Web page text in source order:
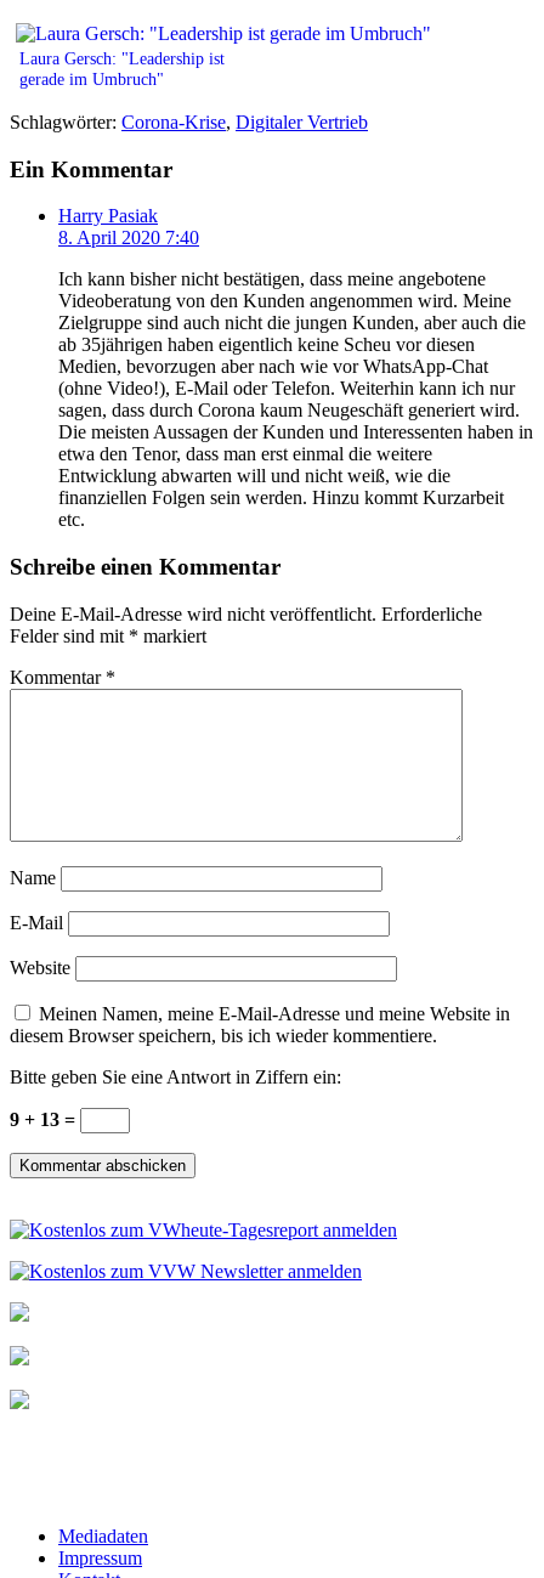
Laura Gersch: "Leadership ist
gerade im Umbruch"
Schlagwörter: Corona-Krise, Digitaler Vertrieb
Ein Kommentar
Harry Pasiak
8. April 2020 7:40
Ich kann bisher nicht bestätigen, dass meine angebotene
Videoberatung von den Kunden angenommen wird. Meine
Zielgruppe sind auch nicht die jungen Kunden, aber auch die
ab 35jährigen haben eigentlich keine Scheu vor diesen
Medien, bevorzugen aber nach wie vor WhatsApp-Chat
(ohne Video!), E-Mail oder Telefon. Weiterhin kann ich nur
sagen, dass durch Corona kaum Neugeschäft generiert wird.
Die meisten Aussagen der Kunden und Interessenten haben in
etwa den Tenor, dass man erst einmal die weitere
Entwicklung abwarten will und nicht weiß, wie die
finanziellen Folgen sein werden. Hinzu kommt Kurzarbeit
etc.
Schreibe einen Kommentar
Deine E-Mail-Adresse wird nicht veröffentlicht. Erforderliche
Felder sind mit * markiert
Kommentar *
Name
E-Mail
Website
Meinen Namen, meine E-Mail-Adresse und meine Website in
diesem Browser speichern, bis ich wieder kommentiere.
Bitte geben Sie eine Antwort in Ziffern ein:
9 + 13 =
Mediadaten
Impressum